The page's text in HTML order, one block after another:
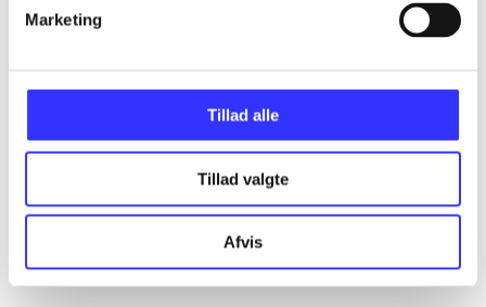
Marketing
Tillad alle
Tillad valgte
Afvis